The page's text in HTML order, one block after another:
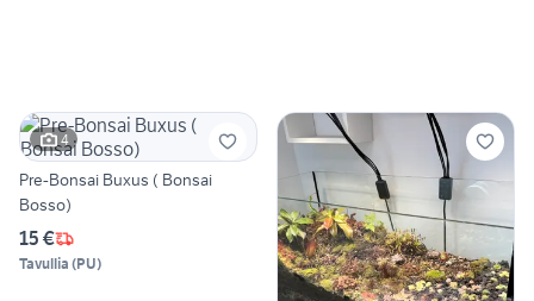
4
Pre-Bonsai Buxus ( Bonsai
Bosso)
15 €
Tavullia (PU)